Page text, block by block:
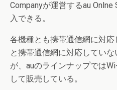
Companyが運営するau
入できる。
各機種とも携帯通信網に対
と携帯通信網に対応してい
が、auのラインナップでは
して販売している。